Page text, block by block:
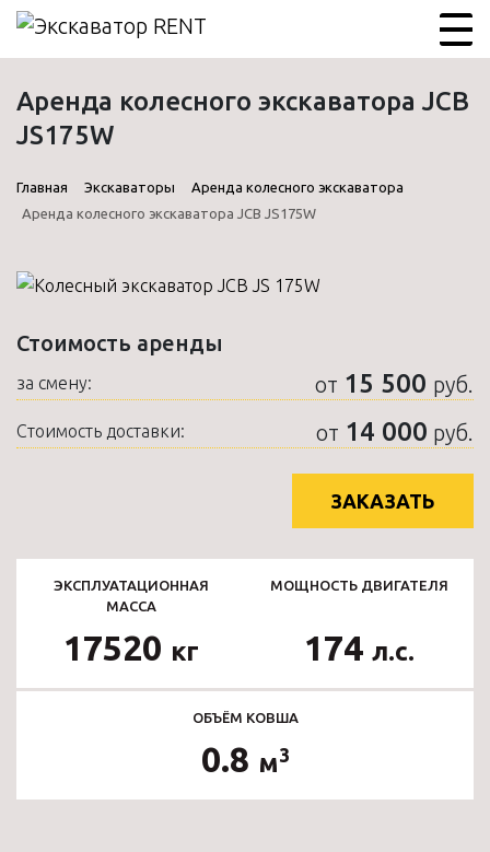
Аренда колесного экскаватора JCB
JS175W
Главная Экскаваторы
Аренда колесного экскаватора
Аренда колесного экскаватора JCB JS175W
Стоимость аренды
за смену: от 15 500 руб.
Стоимость доставки: от 14 000 руб.
ЗАКАЗАТЬ
ЭКСПЛУАТАЦИОННАЯ
МАССА
17520 кг
МОЩНОСТЬ ДВИГАТЕЛЯ
174 л.с.
ОБЪЁМ КОВША
0.8 м3